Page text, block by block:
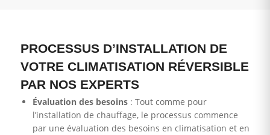
PROCESSUS D’INSTALLATION DE
VOTRE CLIMATISATION RÉVERSIBLE
PAR NOS EXPERTS
Évaluation des besoins : Tout comme pour
l’installation de chauffage, le processus commence
par une évaluation des besoins en climatisation et en